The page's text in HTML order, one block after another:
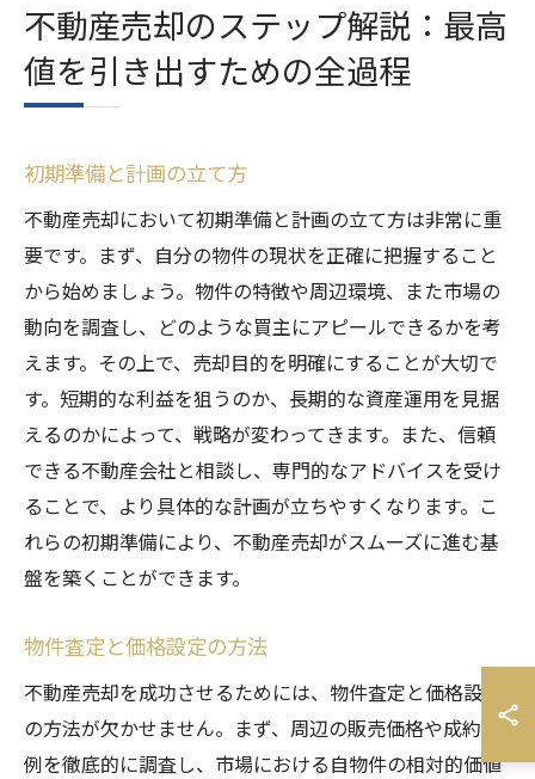
不動産売却のステップ解説：最高
値を引き出すための全過程
初期準備と計画の立て方
不動産売却において初期準備と計画の立て方は非常に重
要です。まず、自分の物件の現状を正確に把握すること
から始めましょう。物件の特徴や周辺環境、また市場の
動向を調査し、どのような買主にアピールできるかを考
えます。その上で、売却目的を明確にすることが大切で
す。短期的な利益を狙うのか、長期的な資産運用を見据
えるのかによって、戦略が変わってきます。また、信頼
できる不動産会社と相談し、専門的なアドバイスを受け
ることで、より具体的な計画が立ちやすくなります。こ
れらの初期準備により、不動産売却がスムーズに進む基
盤を築くことができます。
物件査定と価格設定の方法
不動産売却を成功させるためには、物件査定と価格設定
の方法が欠かせません。まず、周辺の販売価格や成約事
例を徹底的に調査し、市場における自物件の相対的価値